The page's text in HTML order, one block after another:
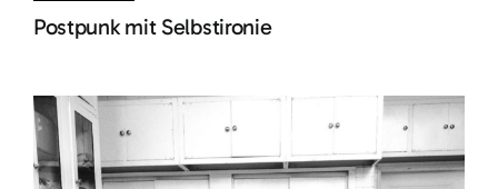
Postpunk mit Selbstironie